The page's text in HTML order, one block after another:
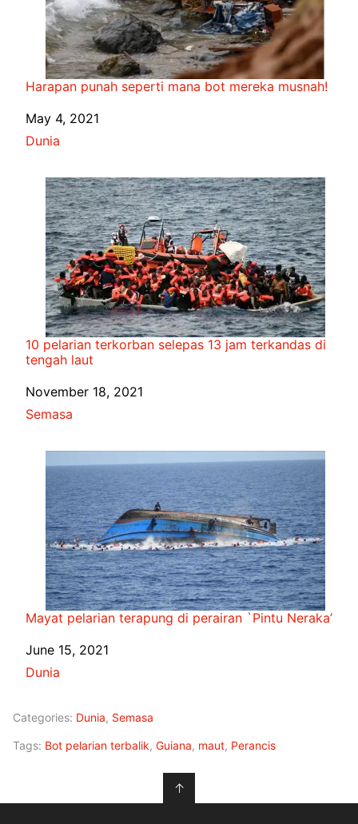
Harapan punah seperti mana bot mereka musnah!
Date
May 4, 2021
In relation to
Dunia
10 pelarian terkorban selepas 13 jam terkandas di
tengah laut
Date
November 18, 2021
In relation to
Semasa
Mayat pelarian terapung di perairan `Pintu Neraka’
Date
June 15, 2021
In relation to
Dunia
Categories: Dunia, Semasa
Tags: Bot pelarian terbalik, Guiana, maut, Perancis
↑